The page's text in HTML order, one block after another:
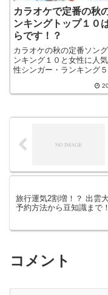
カラオケで定番の秋
ンキングトップ１０
らです！？
カラオケの秋の定番ソン
ンキング１０と女性に人
性シンガー・ランキング
たいなら、その季節に合
一緒にカラオケに行くと
ほしい…と思う男性のた
女性が聞きたい男性シン
旅行運気2割増！？ 出雲
予約方法から豆知識まで！
コメント